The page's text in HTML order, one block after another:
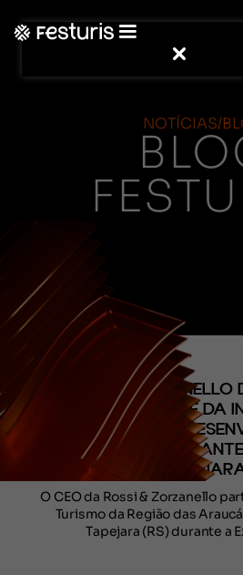
NOTÍCIAS/
(CONTEÚDO)
EDUARDO
DOS EVENTOS E DA
REGIONAL NO
TURÍSTICO
O CEO da Rossi & Zorzanello
Turismo da Região das
Tapejara (RS) durante a